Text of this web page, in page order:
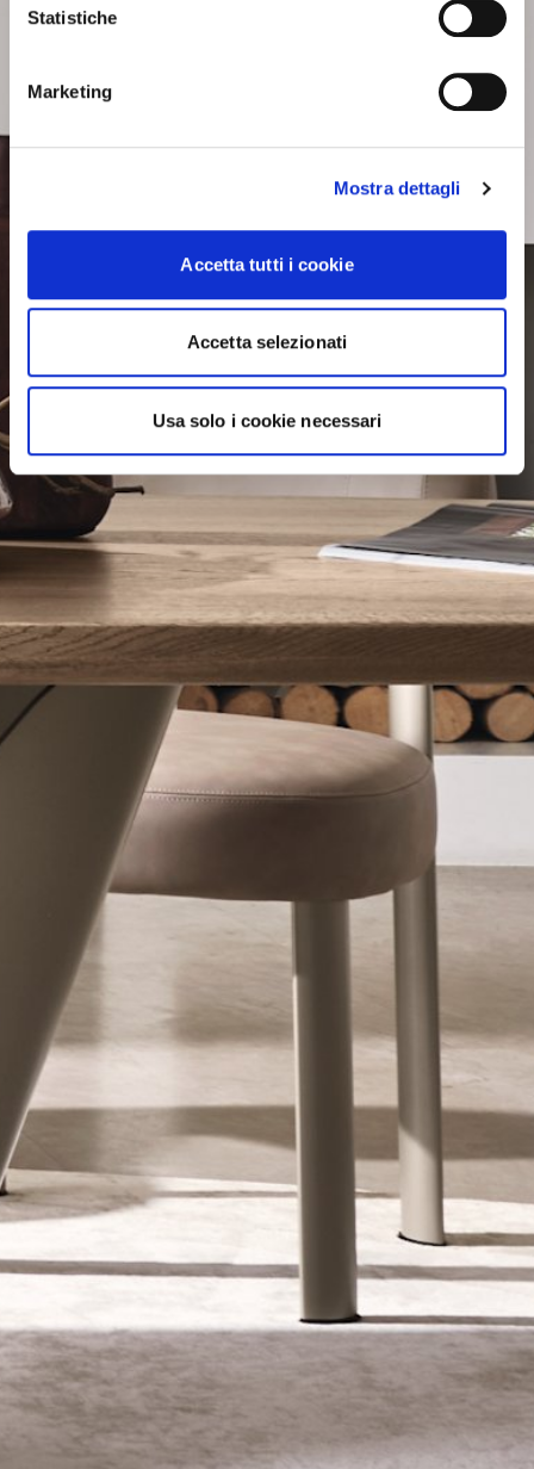
Statistiche
Marketing
Mostra dettagli
Accetta tutti i cookie
Accetta selezionati
Usa solo i cookie necessari